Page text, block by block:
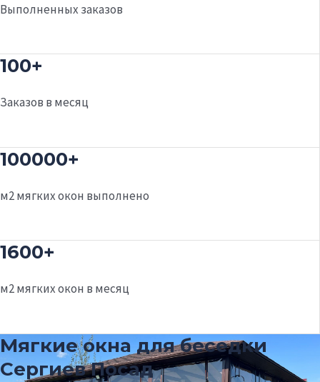
Выполненных заказов
100+
Заказов в месяц
100000+
м2 мягких окон выполнено
1600+
м2 мягких окон в месяц
Мягкие окна для беседки
Сергиев Посад